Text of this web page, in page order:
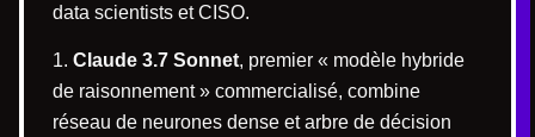
data scientists et CISO.
Claude 3.7 Sonnet, premier « modèle hybride
de raisonnement » commercialisé, combine
réseau de neurones dense et arbre de décision